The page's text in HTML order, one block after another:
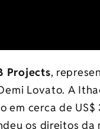
Projects,
Lovato. A
cerca de US$
os direitos da